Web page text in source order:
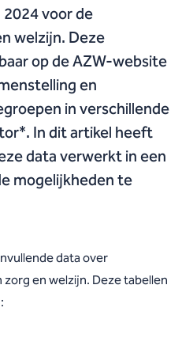
voor de
welzijn. Deze
op de AZW-website
en
in verschillende
In dit artikel heeft
data verwerkt in een
mogelijkheden te
data over
en welzijn. Deze tabellen